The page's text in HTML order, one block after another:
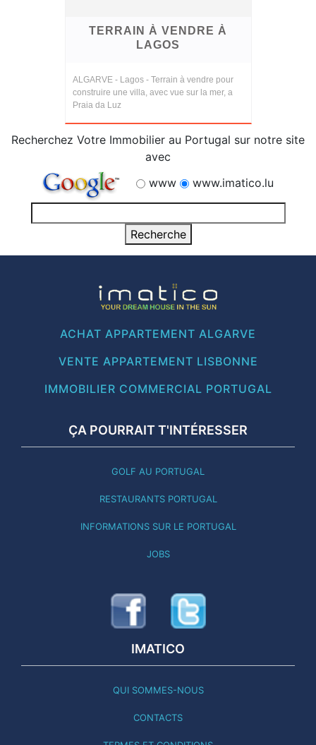
TERRAIN À VENDRE À
LAGOS
ALGARVE - Lagos - Terrain à vendre pour
construire une villa, avec vue sur la mer, a
Praia da Luz
Recherchez Votre Immobilier au Portugal sur notre site
avec
www
www.imatico.lu
ACHAT APPARTEMENT ALGARVE
VENTE APPARTEMENT LISBONNE
IMMOBILIER COMMERCIAL PORTUGAL
ÇA POURRAIT T'INTÉRESSER
GOLF AU PORTUGAL
RESTAURANTS PORTUGAL
INFORMATIONS SUR LE PORTUGAL
JOBS
IMATICO
QUI SOMMES-NOUS
CONTACTS